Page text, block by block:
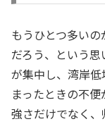
もうひとつ多い
だろう、という
が集中し、湾岸
まったときの不
強さだけでなく